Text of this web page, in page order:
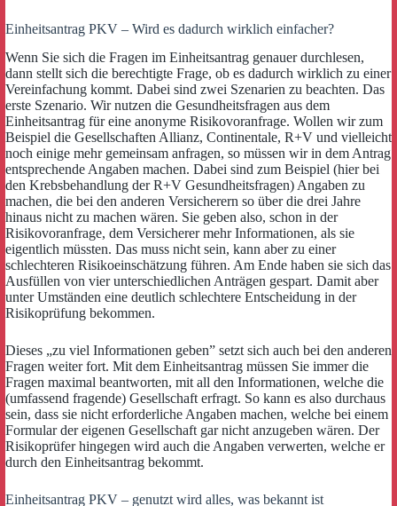
Einheitsantrag PKV – Wird es dadurch wirklich einfacher?
Wenn Sie sich die Fragen im Einheitsantrag genauer durchlesen,
dann stellt sich die berechtigte Frage, ob es dadurch wirklich zu einer
Vereinfachung kommt. Dabei sind zwei Szenarien zu beachten. Das
erste Szenario. Wir nutzen die Gesundheitsfragen aus dem
Einheitsantrag für eine anonyme Risikovoranfrage. Wollen wir zum
Beispiel die Gesellschaften Allianz, Continentale, R+V und vielleicht
noch einige mehr gemeinsam anfragen, so müssen wir in dem Antrag
entsprechende Angaben machen. Dabei sind zum Beispiel (hier bei
den Krebsbehandlung der R+V Gesundheitsfragen) Angaben zu
machen, die bei den anderen Versicherern so über die drei Jahre
hinaus nicht zu machen wären. Sie geben also, schon in der
Risikovoranfrage, dem Versicherer mehr Informationen, als sie
eigentlich müssten. Das muss nicht sein, kann aber zu einer
schlechteren Risikoeinschätzung führen. Am Ende haben sie sich das
Ausfüllen von vier unterschiedlichen Anträgen gespart. Damit aber
unter Umständen eine deutlich schlechtere Entscheidung in der
Risikoprüfung bekommen.
Dieses „zu viel Informationen geben” setzt sich auch bei den anderen
Fragen weiter fort. Mit dem Einheitsantrag müssen Sie immer die
Fragen maximal beantworten, mit all den Informationen, welche die
(umfassend fragende) Gesellschaft erfragt. So kann es also durchaus
sein, dass sie nicht erforderliche Angaben machen, welche bei einem
Formular der eigenen Gesellschaft gar nicht anzugeben wären. Der
Risikoprüfer hingegen wird auch die Angaben verwerten, welche er
durch den Einheitsantrag bekommt.
Einheitsantrag PKV – genutzt wird alles, was bekannt ist